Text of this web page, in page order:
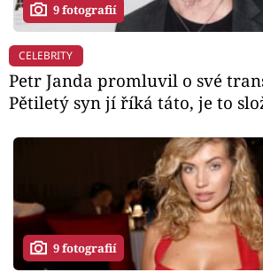
Sledujte nás
9 fotografií
CELEBRITY
Petr Janda promluvil o své
Pětiletý syn jí říká táto, je to
9 fotografií